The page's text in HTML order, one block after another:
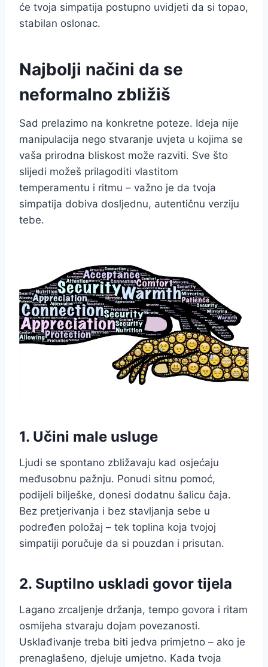
će tvoja simpatija postupno uvidjeti da si topao,
stabilan oslonac.
Najbolji načini da se
neformalno zbližiš
Sad prelazimo na konkretne poteze. Ideja nije
manipulacija nego stvaranje uvjeta u kojima se
vaša prirodna bliskost može razviti. Sve što
slijedi možeš prilagoditi vlastitom
temperamentu i ritmu – važno je da tvoja
simpatija dobiva dosljednu, autentičnu verziju
tebe.
1. Učini male usluge
Ljudi se spontano zbližavaju kad osjećaju
međusobnu pažnju. Ponudi sitnu pomoć,
podijeli bilješke, donesi dodatnu šalicu čaja.
Bez pretjerivanja i bez stavljanja sebe u
podređen položaj – tek toplina koja tvojoj
simpatiji poručuje da si pouzdan i prisutan.
2. Suptilno uskladi govor tijela
Lagano zrcaljenje držanja, tempo govora i ritam
osmijeha stvaraju dojam povezanosti.
Usklađivanje treba biti jedva primjetno – ako je
prenaglašeno, djeluje umjetno. Kada tvoja